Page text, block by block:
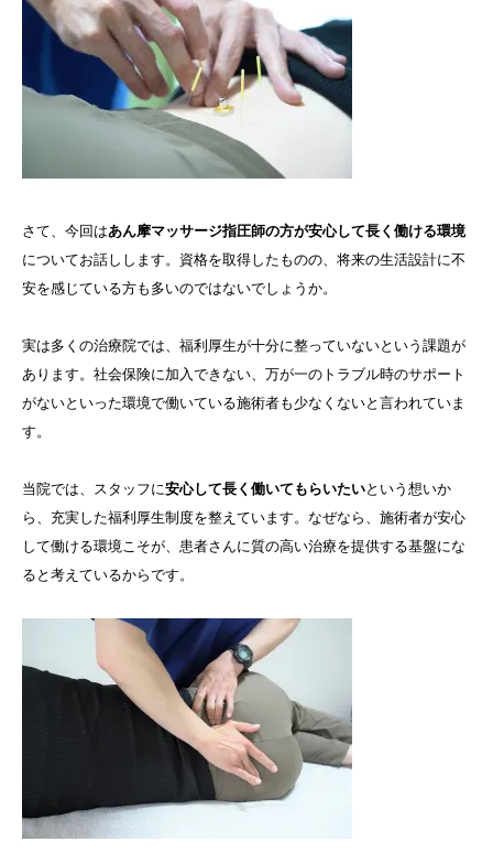
さて、今回はあん摩マッサージ指圧師の方が安心して長く働ける環境
についてお話しします。資格を取得したものの、将来の生活設計に不
安を感じている方も多いのではないでしょうか。
実は多くの治療院では、福利厚生が十分に整っていないという課題が
あります。社会保険に加入できない、万が一のトラブル時のサポート
がないといった環境で働いている施術者も少なくないと言われていま
す。
当院では、スタッフに安心して長く働いてもらいたいという想いか
ら、充実した福利厚生制度を整えています。なぜなら、施術者が安心
して働ける環境こそが、患者さんに質の高い治療を提供する基盤にな
ると考えているからです。